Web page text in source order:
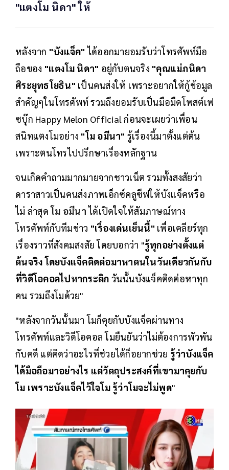
"แตงโม นิดา" ให้
หลังจาก "บังแจ็ค" ได้ออกมายอมรับว่าโทรศัพท์มือ
ถือของ "แตงโม นิดา" อยู่กับตนจริง "คุณแม่ภนิดา
ศิระยุทธโยธิน" เป็นคนส่งให้ เพราะอยากให้กู้ข้อมูล
สำคัญๆในโทรศัพท์ รวมถึงยอมรับเป็นมือมืดโพสต์เฟ
ซบุ๊ก Happy Melon Official ก่อนจะเผยว่าเพื่อน
สนิทแตงโมอย่าง "โม อมีนา" รู้เรื่องนี้มาตั้งแต่ต้น
เพราะตนโทรไปปรึกษาเรื่องหลักฐาน
จนเกิดคำถามมากมายจากชาวเน็ต รวมทั้งสงสัยว่า
ดาราสาวเป็นคนส่งภาพเอ็กซ์คลูซีฟให้บังแจ็คหรือ
ไม่ ล่าสุดโม อมีนา ได้เปิดใจให้สัมภาษณ์ทาง
โทรศัพท์กับทีมข่าว "เรื่องเด่นเย็นนี้" เพื่อเคลียร์ทุก
เรื่องราวที่สังคมสงสัย โดยบอกว่า "รู้ทุกอย่างตั้งแต่
ต้นจริง โดยบังแจ็คติดต่อมาหาตนในวันเดียวกันกับ
ที่วิดีโอคอลไปหากระติก วันนั้นบังแจ็คติดต่อหาทุก
คน รวมถึงโมด้วย"
"หลังจากวันนั้นมา โมก็คุยกับบังแจ็คผ่านทาง
โทรศัพท์และวิดีโอคอล โมยืนยันว่าไม่ต้องการพัวพัน
กับคดี แต่คิดว่าอะไรที่ช่วยได้ก็อยากช่วย รู้ว่าบังแจ็ค
ได้มือถือมาอย่างไร แต่วัตถุประสงค์ที่เขามาคุยกับ
โม เพราะบังแจ็คไว้ใจโม รู้ว่าโมจะไม่พูด"